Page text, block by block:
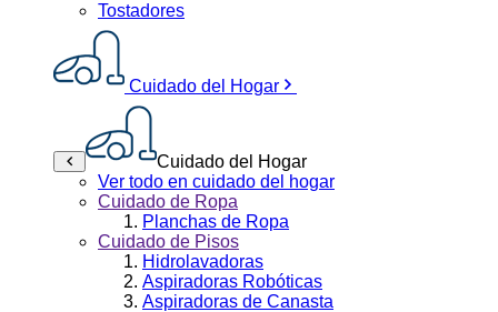
Tostadores
Cuidado del Hogar
Cuidado del Hogar
Ver todo en cuidado del hogar
Cuidado de Ropa
Planchas de Ropa
Cuidado de Pisos
Hidrolavadoras
Aspiradoras Robóticas
Aspiradoras de Canasta